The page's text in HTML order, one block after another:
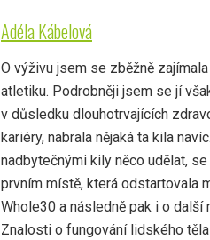
Adéla Kábelová
O výživu jsem se zběžně
atletiku. Podrobněji jsem se jí
v důsledku dlouhotrvajících
kariéry, nabrala nějaká ta kila
nadbytečnými kily něco udělat,
prvním místě, která odstartovala
Whole30 a následně pak i o
Znalosti o fungování lidského